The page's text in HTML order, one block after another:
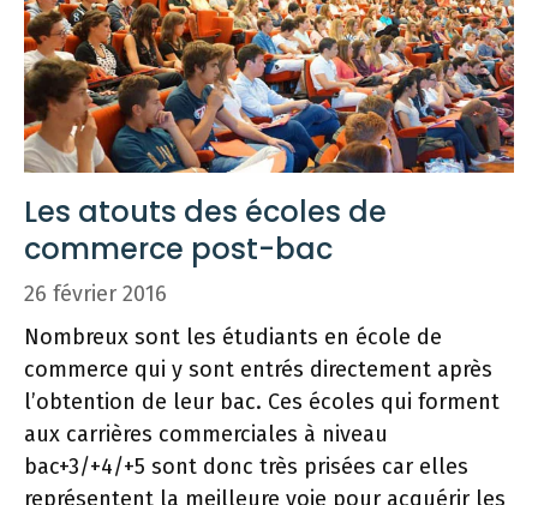
Les atouts des écoles de
commerce post-bac
26 février 2016
Nombreux sont les étudiants en école de
commerce qui y sont entrés directement après
l’obtention de leur bac. Ces écoles qui forment
aux carrières commerciales à niveau
bac+3/+4/+5 sont donc très prisées car elles
représentent la meilleure voie pour acquérir les